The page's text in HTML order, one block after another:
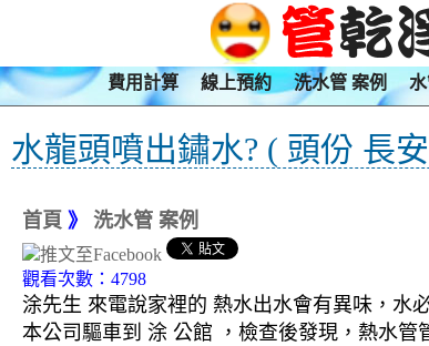
費用計算 線上預約 洗水管 案例
水龍頭噴出鏽水? ( 頭份 長
首頁 》 洗水管 案例
觀看次數：4798
涂先生 來電說家裡的 熱水出水會有異味，水
本公司驅車到 涂 公館 ，檢查後發現，熱水管